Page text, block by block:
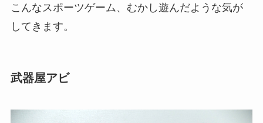
こんなスポーツゲーム、むかし遊んだような気が
してきます。
武器屋アビ